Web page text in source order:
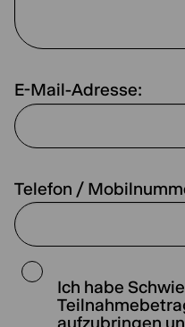
E-Mail-Adresse:
Telefon /
Ich habe